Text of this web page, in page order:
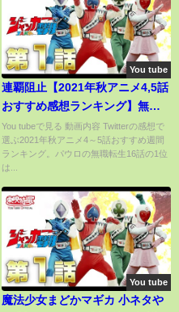
You tube
連覇阻止【2021年秋アニメ4,5話
おすすめ感想ランキング】無職
転生を王様ランキングが止める
You tubeで見る 動画内容 Twitterの感想で
選ぶ2021年秋アニメ4～5話おすすめ週間
ランキング。パウロの無職転生16話の1位
は...
You tube
魔法少女まどかマギカ 小ネタや